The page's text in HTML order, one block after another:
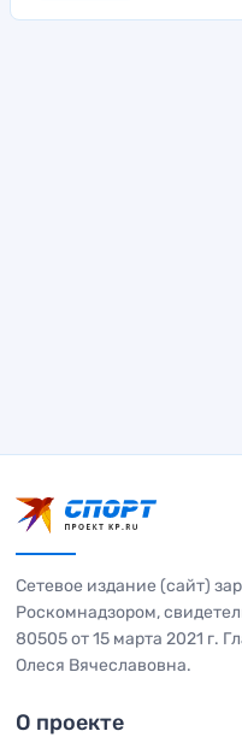
Сетевое издание (сайт)
Роскомнадзором,
80505 от 15 марта 2021 г.
Олеся Вячеславовна.
О проекте